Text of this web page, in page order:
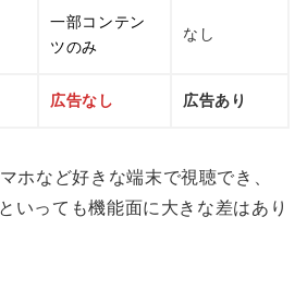
一部コンテン
ツのみ
なし
広告なし 広告あり
ホなど好きな端末で視聴でき、
いっても機能面に大きな差はあり